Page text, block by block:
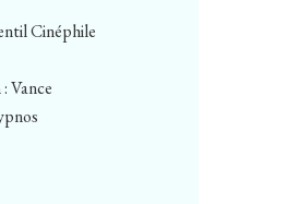
Cinéphile
Vance